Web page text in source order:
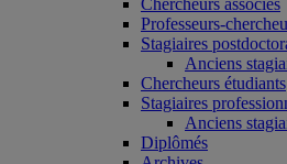
Chercheurs associés
Professeurs-
Stagiaires
Anciens
Chercheurs étudiants
Stagiaires
Anciens
Diplômés